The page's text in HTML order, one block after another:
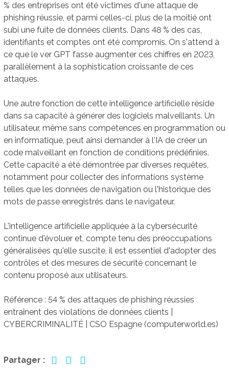
% des entreprises ont été victimes d'une attaque de
phishing réussie, et parmi celles-ci, plus de la moitié ont
subi une fuite de données clients. Dans 48 % des cas,
identifiants et comptes ont été compromis. On s'attend à
ce que le ver GPT fasse augmenter ces chiffres en 2023,
parallèlement à la sophistication croissante de ces
attaques.
Une autre fonction de cette intelligence artificielle réside
dans sa capacité à générer des logiciels malveillants. Un
utilisateur, même sans compétences en programmation ou
en informatique, peut ainsi demander à l'IA de créer un
code malveillant en fonction de conditions prédéfinies.
Cette capacité a été démontrée par diverses requêtes,
notamment pour collecter des informations système
telles que les données de navigation ou l'historique des
mots de passe enregistrés dans le navigateur.
L'intelligence artificielle appliquée à la cybersécurité
continue d'évoluer et, compte tenu des préoccupations
généralisées qu'elle suscite, il est essentiel d'adopter des
contrôles et des mesures de sécurité concernant le
contenu proposé aux utilisateurs.
Référence : 54 % des attaques de phishing réussies
entraînent des violations de données clients |
CYBERCRIMINALITÉ | CSO Espagne (computerworld.es)
Partager :